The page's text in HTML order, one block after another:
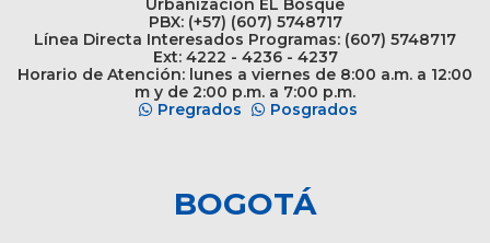
Urbanización EL Bosque
PBX: (+57) (607) 5748717
Línea Directa Interesados Programas: (607) 5748717
Ext: 4222 - 4236 - 4237
Horario de Atención: lunes a viernes de 8:00 a.m. a 12:00
m y de 2:00 p.m. a 7:00 p.m.
Pregrados
Posgrados
BOGOTÁ